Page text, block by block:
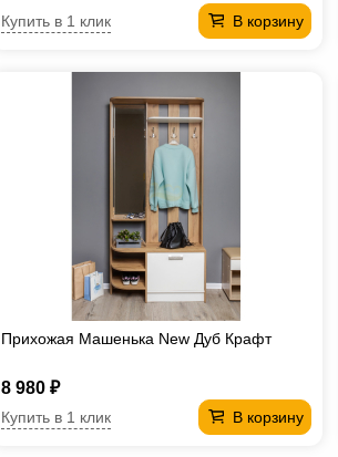
В корзину
Купить в 1 клик
Прихожая Машенька New Дуб Крафт
8 980 ₽
В корзину
Купить в 1 клик